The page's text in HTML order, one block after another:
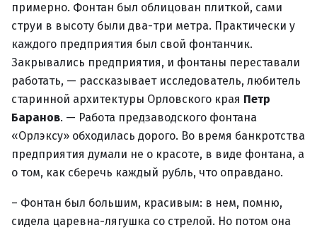
примерно. Фонтан был облицован плиткой, сами
струи в высоту были два-три метра. Практически у
каждого предприятия был свой фонтанчик.
Закрывались предприятия, и фонтаны переставали
работать, — рассказывает исследователь, любитель
старинной архитектуры Орловского края Петр
Баранов. — Работа предзаводского фонтана
«Орлэксу» обходилась дорого. Во время банкротства
предприятия думали не о красоте, в виде фонтана, а
о том, как сберечь каждый рубль, что оправдано.
– Фонтан был большим, красивым: в нем, помню,
сидела царевна-лягушка со стрелой. Но потом она